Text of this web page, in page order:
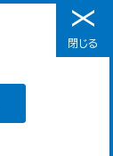
メニュー
閉じる